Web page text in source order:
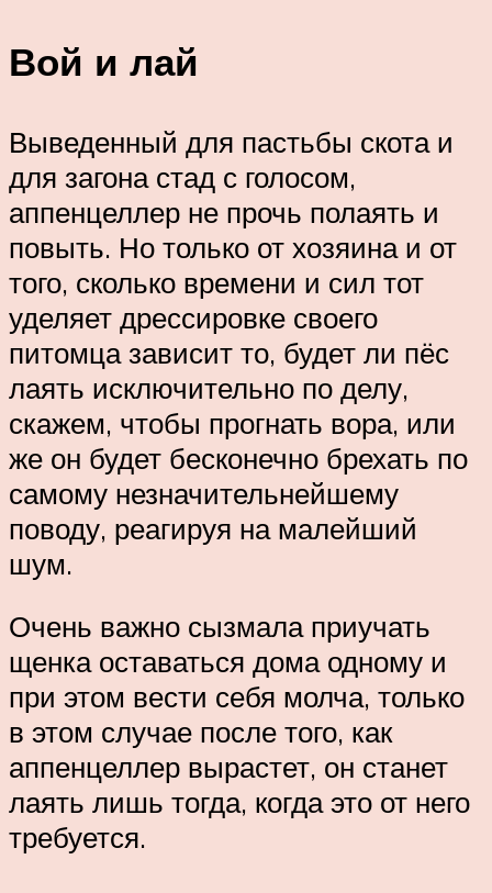
Вой и лай
Выведенный для пастьбы скота и
для загона стад с голосом,
аппенцеллер не прочь полаять и
повыть. Но только от хозяина и от
того, сколько времени и сил тот
уделяет дрессировке своего
питомца зависит то, будет ли пёс
лаять исключительно по делу,
скажем, чтобы прогнать вора, или
же он будет бесконечно брехать по
самому незначительнейшему
поводу, реагируя на малейший
шум.
Очень важно сызмала приучать
щенка оставаться дома одному и
при этом вести себя молча, только
в этом случае после того, как
аппенцеллер вырастет, он станет
лаять лишь тогда, когда это от него
требуется.